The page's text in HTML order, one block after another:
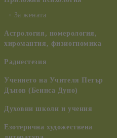
За жената
Астрология, номерология,
хиромантия, физиогномика
Радиестезия
Учението на Учителя Петър
Дънов (Беинса Дуно)
Духовни школи и учения
Езотерична художествена